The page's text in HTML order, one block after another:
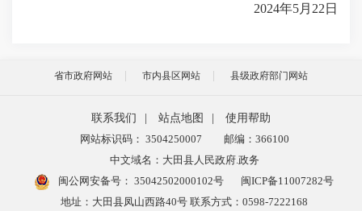
2024年5月22日
省市政府网站 市内县区网站 县级政府部门网站
联系我们 站点地图
使用帮助
网站标识码： 3504250007
邮编：366100
中文域名：大田县人民政府.政务
闽公网安备号： 35042502000102号
闽ICP备11007282号
地址：大田县凤山西路40号 联系方式：0598-7222168